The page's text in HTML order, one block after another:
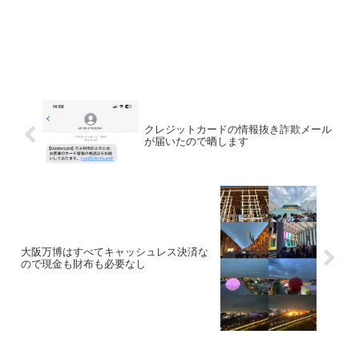
クレジットカードの情報抜き詐欺メール
が届いたので晒します
大阪万博はすべてキャッシュレス決済な
ので現金も財布も必要なし